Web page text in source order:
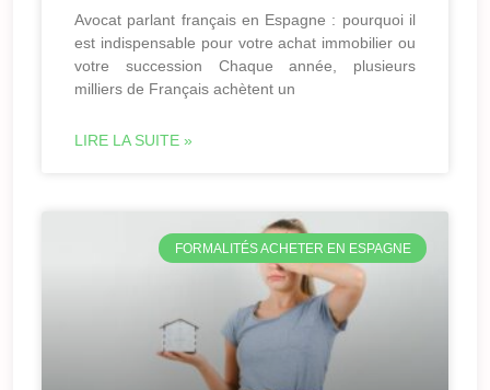
Avocat parlant français en Espagne : pourquoi il
est indispensable pour votre achat immobilier ou
votre succession Chaque année, plusieurs
milliers de Français achètent un
LIRE LA SUITE »
FORMALITÉS ACHETER EN ESPAGNE